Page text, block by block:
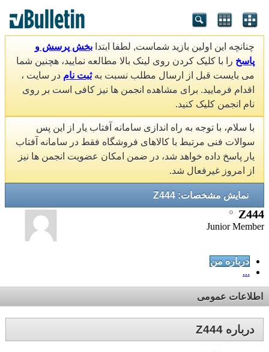
چنانچه این اولین بازید شماست, لطفا ابتدا بخش پرسش و
پاسخ را با کلیک کردن روی لینک بالا مطالعه نمایید، هچنین شما
می بایست قبل از ارسال مطلب نسبت بهثبت نام در سایت ،
اقدام فرمایید. برای مشاهده انجمن ها نیز کافی است بر روی
نام انجمن کلیک کنید.
با سلام، با توجه به راه اندازی سامانه آفتاب یار از این پس
سوالات فنی مرتبط با کالاهای فروشگاه فقط در سامانه آفتاب
یار پاسخ داده خواهد شد، در ضمن امکان عضویت انجمن ها نیز
از امروز غیرفعال شد.
نمایش مشخصات: Z444
Z444
Junior Member
درباره من
...
اطلاعات عمومی
درباره Z444